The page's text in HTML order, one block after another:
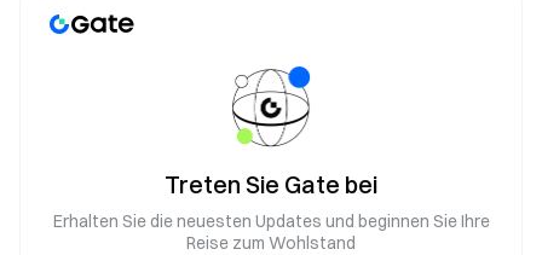
Treten Sie Gate bei
Erhalten Sie die neuesten Updates und beginnen Sie Ihre
Reise zum Wohlstand